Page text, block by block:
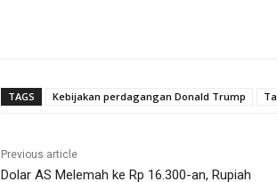
TAGS Kebijakan perdagangan Donald Trump
Previous article
Dolar AS Melemah ke Rp 16.300-an, Rupiah